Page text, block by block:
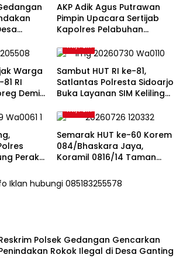
AKP Adik Agus Putrawan
Pimpin Upacara Sertijab
Kapolres Pelabuhan
Seluruh Rangkaian Berjalan
Warga
RI
Demi
TNI/Polri
Sambut HUT RI ke-81,
Satlantas Polresta Sidoarjo
Buka Layanan SIM Keliling
Perak
TNI/Polri
Semarak HUT ke-60 Korem
084/Bhaskara Jaya,
Koramil 0816/14 Taman
Bersama Warga Geluran
Polsek Gedangan Gencarkan
Rokok Ilegal di Desa Ganting